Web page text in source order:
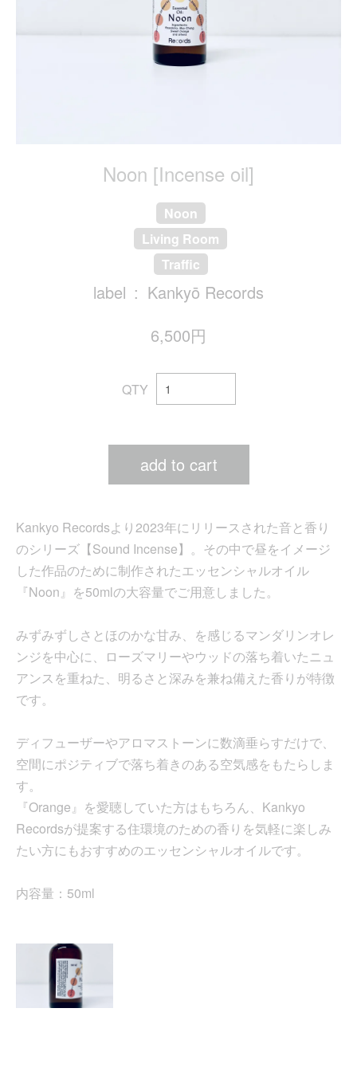
Noon [Incense oil]
Noon
Living Room
Traffic
label
Kankyō Records
6,500円
QTY
add to cart
Kankyo Recordsより2023年にリリースされた音と香り
のシリーズ【Sound Incense】。その中で昼をイメージ
した作品のために制作されたエッセンシャルオイル
『Noon』を50mlの大容量でご用意しました。
みずみずしさとほのかな甘み、を感じるマンダリンオレ
ンジを中心に、ローズマリーやウッドの落ち着いたニュ
アンスを重ねた、明るさと深みを兼ね備えた香りが特徴
です。
ディフューザーやアロマストーンに数滴垂らすだけで、
空間にポジティブで落ち着きのある空気感をもたらしま
す。
『Orange』を愛聴していた方はもちろん、Kankyo
Recordsが提案する住環境のための香りを気軽に楽しみ
たい方にもおすすめのエッセンシャルオイルです。
内容量：50ml